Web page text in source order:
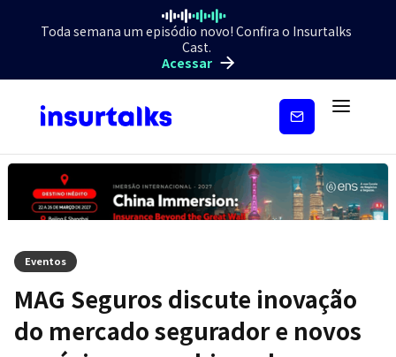
Toda semana um episódio novo! Confira o Insurtalks
Cast.
Acessar
Inscreva-
Eventos
MAG Seguros discute inovação
do mercado segurador e novos